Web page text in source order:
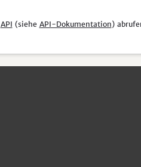
API (siehe API-Dokumentation)